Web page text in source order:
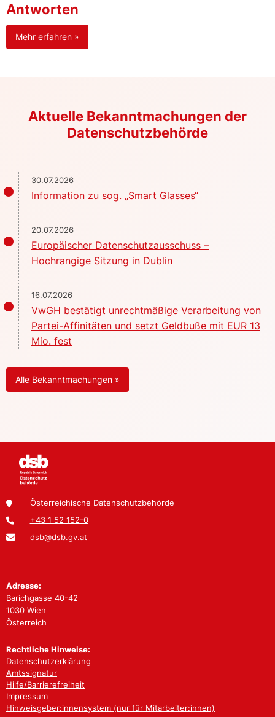
Antworten
Mehr erfahren »
Aktuelle Bekanntmachungen der
Datenschutzbehörde
30.07.2026
Information zu sog. „Smart Glasses“
20.07.2026
Europäischer Datenschutzausschuss –
Hochrangige Sitzung in Dublin
16.07.2026
VwGH bestätigt unrechtmäßige Verarbeitung von
Partei-Affinitäten und setzt Geldbuße mit EUR 13
Mio. fest
Alle Bekanntmachungen »
Österreichische Datenschutzbehörde
+43 1 52 152-0
dsb@dsb.gv.at
Adresse:
Barichgasse 40-42
1030 Wien
Österreich
Rechtliche Hinweise:
Datenschutzerklärung
Amtssignatur
Hilfe/Barrierefreiheit
Impressum
Hinweisgeber:innensystem (nur für Mitarbeiter:innen)